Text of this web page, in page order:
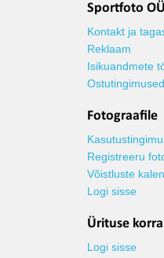
Sportfoto OÜ
Kontakt ja
Reklaam
Isikuandmete
Ostutingimused
Fotograafile
Registreeru
Võistluste
Logi sisse
Ürituse
Logi sisse